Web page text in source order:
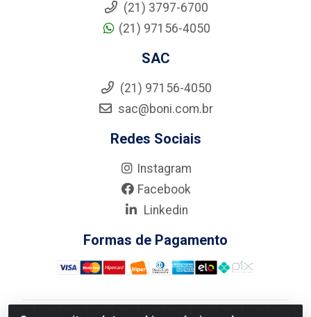
(21) 3797-6700
(21) 97156-4050
SAC
(21) 97156-4050
sac@boni.com.br
Redes Sociais
Instagram
Facebook
Linkedin
Formas de Pagamento